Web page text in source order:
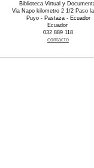
Biblioteca Virtual y
Via Napo kilometro 2 1/2 Paso
Puyo - Pastaza - Ecuador
Ecuador
032 889 118
contacto